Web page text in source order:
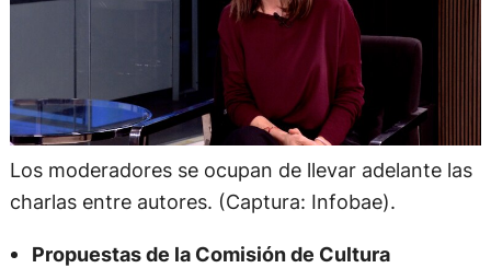
Los moderadores se ocupan de llevar adelante las
charlas entre autores. (Captura: Infobae).
Propuestas de la Comisión de Cultura